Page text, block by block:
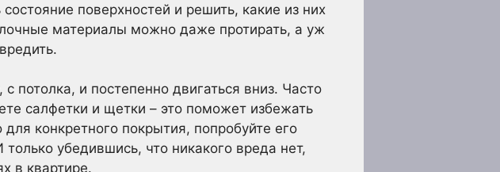
поверхностей и решить, какие из них
материалы можно даже протирать, а уж
потолка, и постепенно двигаться вниз. Часто
салфетки и щетки – это поможет избежать
конкретного покрытия, попробуйте его
убедившись, что никакого вреда нет,
в квартире.